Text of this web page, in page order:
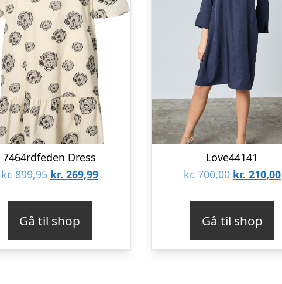
7464rdfeden Dress
kr.899,95 Den
var:
kr. 899,95.
kr. 269,99Den
kr. 269,99.
Gå til shop
Love44141
kr.700,00 Den
var:
kr. 700,00.
kr. 210,00
Gå til shop